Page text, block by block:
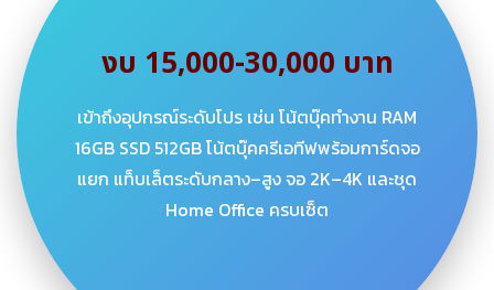
งบ 15,000-30,000 บาท
เข้าถึงอุปกรณ์ระดับโปร เช่น โน้ตบุ๊คทำงาน RAM
16GB SSD 512GB โน้ตบุ๊คครีเอทีฟพร้อมการ์ดจอ
แยก แท็บเล็ตระดับกลาง–สูง จอ 2K–4K และชุด
Home Office ครบเซ็ต